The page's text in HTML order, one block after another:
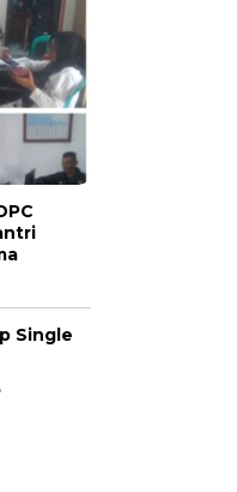
Single